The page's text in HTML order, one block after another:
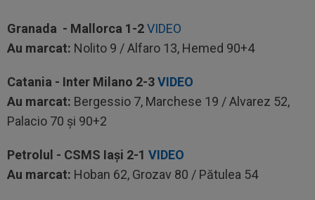
Granada - Mallorca 1-2VIDEO
Au marcat: Nolito 9 / Alfaro 13, Hemed 90+4
Catania - Inter Milano 2-3VIDEO
Au marcat: Bergessio 7, Marchese 19 / Alvarez 52,
Palacio 70 și 90+2
Petrolul - CSMS Iași 2-1 VIDEO
Au marcat: Hoban 62, Grozav 80 / Pătulea 54